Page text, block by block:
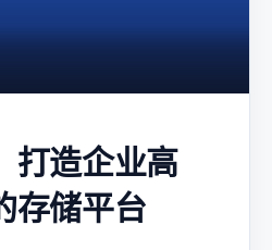
打造企业高
存储平台